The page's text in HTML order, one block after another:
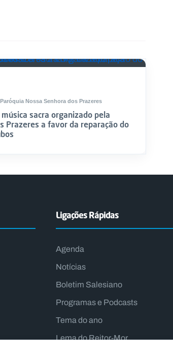
Paróquia Nossa Senhora dos Prazeres
sacra organizado pela
Prazeres a favor da reparação do
Ligações Rápidas
Agenda
Notícias
Boletim Salesiano
Programas e Podcasts
Tema do ano
Lema do Reitor-Mor